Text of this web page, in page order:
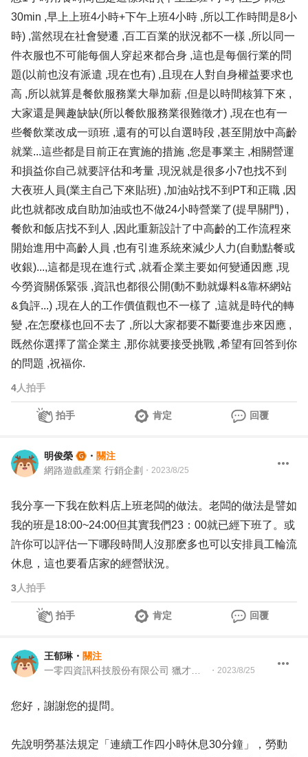
30min ,早上上班4小時+下午上班4小時 ,所以工作時間是8小
時) ,當然現在社會變遷 ,百工百業的狀況都不一樣 ,所以同一
件衣服也不可能每個人穿起來都合身 ,這也是每個行業的問
題(以前也沒有派遣 ,現在也有) ,且現在人對自身權益要求也
高 ,所以就算是餐飲服務業大舉加薪 ,但是以時間核算下來 ,
大家還是興趣缺缺(所以餐飲服務業很難徵才) ,現在也有一
些餐飲業改成一頭班 ,還有的可以自選時段 ,甚至開放中高齡
就業...這些都是目前正在實施的措施 ,您是事業主 ,相關營運
和損益你自己就要評估和考量 ,現況就是很多小7也找不到
大夜班人員(業主自己下來貼班) ,加油站找不到PT和正職 ,因
此也就都改成自助加油或也不做24小時營業了(提早關門) ,
餐飲和飯店找不到人 ,因此重新設計了中高齡的工作流程來
開始進用中高齡人員 ,也有引進系統來減少人力(自動點餐或
收銀)...,這都是現在進行式 ,就看企業主要如何變通因應 ,現
今勞資關係緊張 ,資訊也都很公開(動不動就爆料&靠杯網站
&負評...) ,現在人的工作價值觀也不一樣了 ,這就是時代的轉
變 ,在怎麼樣也回不去了 ,所以大家都要不斷要進步來因應 ,
既然你選擇了當企業主 ,那你就要接受挑戰 ,希望有回答到你
的問題 ,祝福你.
4人拍手
拍手 肯定 回覆
明俊榮 ・ 關注
網路遊戲產業 行銷企劃 ・ 2023/8/25
我分享一下我在飲料店上班老闆的做法。老闆的做法是譬如
我的班是18:00~24:00但其實我們23：00就已經下班了。或
許你可以評估一下哪段時間人沒那麽多也可以安排員工輪流
休息，這也要看店家的經營狀況。
3人拍手
拍手 肯定 回覆
王郁琳 ・ 關注
・ 2023/8/25
您好，謝謝您的提問。
先說明勞基法規定「連續工作四小時休息30分鐘」，勞動